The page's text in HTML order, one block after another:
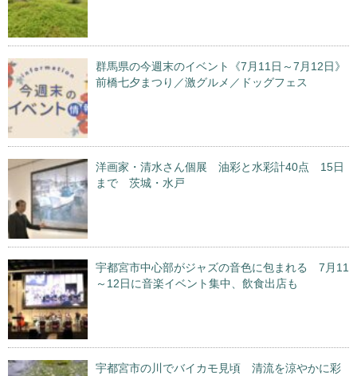
群馬県の今週末のイベント《7月11日～7月12日》
前橋七夕まつり／激グルメ／ドッグフェス
洋画家・清水さん個展 油彩と水彩計40点 15日
まで 茨城・水戸
宇都宮市中心部がジャズの音色に包まれる 7月11
～12日に音楽イベント集中、飲食出店も
宇都宮市の川でバイカモ見頃 清流を涼やかに彩